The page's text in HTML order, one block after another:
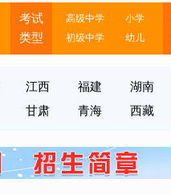
考试
类型
高级中学
小学
初级中学
幼儿
江西 福建 湖南
甘肃 青海 西藏